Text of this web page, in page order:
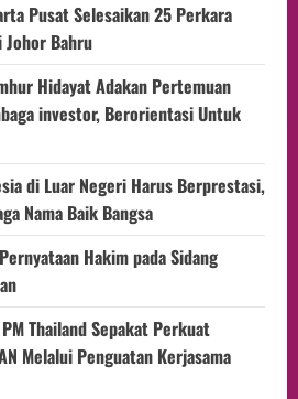
Pusat Selesaikan 25 Perkara
Johor Bahru
Hidayat Adakan Pertemuan
investor, Berorientasi Untuk
di Luar Negeri Harus Berprestasi,
Nama Baik Bangsa
Hakim pada Sidang
Thailand Sepakat Perkuat
Melalui Penguatan Kerjasama